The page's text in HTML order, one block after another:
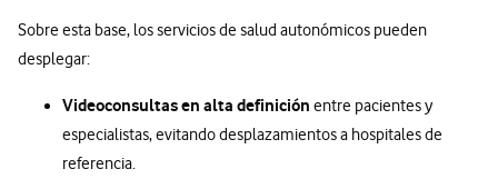
Sobre esta base, los servicios de salud autonómicos pueden
desplegar:
Videoconsultas en alta definición entre pacientes y
especialistas, evitando desplazamientos a hospitales de
referencia.